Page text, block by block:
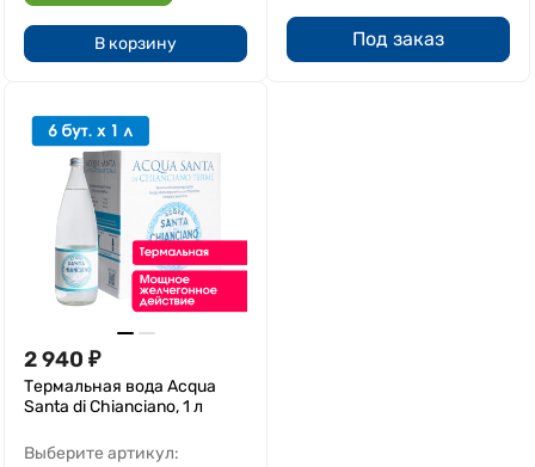
В корзину Под заказ
2 940 ₽
Термальная вода Acqua
Santa di Chianciano, 1 л
Выберите артикул: